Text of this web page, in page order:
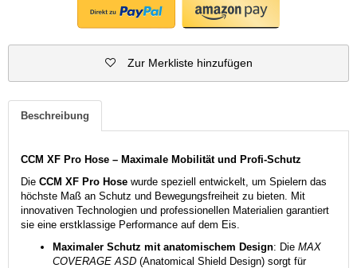
Zur Merkliste hinzufügen
Beschreibung
CCM XF Pro Hose – Maximale Mobilität und Profi-Schutz
Die CCM XF Pro Hose wurde speziell entwickelt, um Spielern das
höchste Maß an Schutz und Bewegungsfreiheit zu bieten. Mit
innovativen Technologien und professionellen Materialien garantiert
sie eine erstklassige Performance auf dem Eis.
Maximaler Schutz mit anatomischem Design: Die MAX
COVERAGE ASD (Anatomical Shield Design) sorgt für